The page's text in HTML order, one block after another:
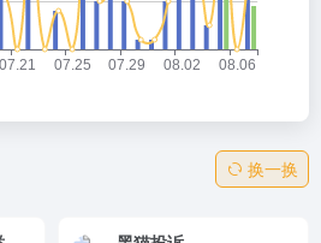
换一换